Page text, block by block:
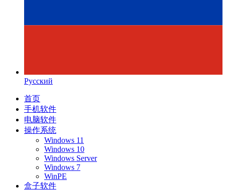
Русский
首页
手机软件
电脑软件
操作系统
Windows 11
Windows 10
Windows Server
Windows 7
WinPE
盒子软件